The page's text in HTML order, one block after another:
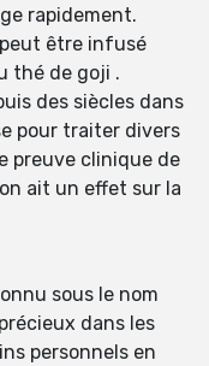
rapidement.
être infusé
thé de goji .
des siècles dans
pour traiter divers
preuve clinique de
ait un effet sur la
sous le nom
dans les
personnels en